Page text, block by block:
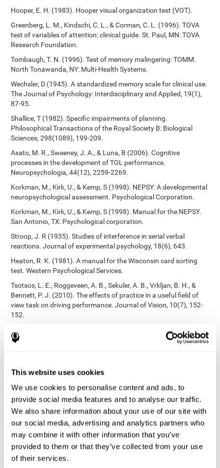
This website uses cookies
We use cookies to personalise content and ads, to
provide social media features and to analyse our traffic.
We also share information about your use of our site with
our social media, advertising and analytics partners who
may combine it with other information that you’ve
provided to them or that they’ve collected from your use
of their services.
Hooper, E. H. (1983). Hooper visual organization test (VOT).
Greenberg, L. M., Kindschi, C. L., & Corman, C. L. (1996). TOVA
test of variables of attention: clinical guide. St. Paul, MN: TOVA
Research Foundation.
Tombaugh, T. N. (1996). Test of memory malingering: TOMM.
North Tonawanda, NY: Multi-Health Systems.
Wechsler, D (1945). A standardized memory scale for clinical use.
The Journal of Psychology: Interdisciplinary and Applied, 19(1),
87-95.
Shallice, T (1982). Specific impairments of planning.
Philosophical Transactions of the Royal Society B: Biological
Sciences, 298(1089), 199-209.
Asato, M. R., Sweeney, J. A., & Luna, B (2006). Cognitive
processes in the development of TOL performance.
Neuropsychologia, 44(12), 2259-2269.
Korkman, M., Kirk, U., & Kemp, S (1998). NEPSY: A developmental
neuropsychological assessment. Psychological Corporation.
Korkman, M., Kirk, U., & Kemp, S (1998). Manual for the NEPSY.
San Antonio, TX: Psychological corporation.
Stroop, J. R (1935). Studies of interference in serial verbal
reactions. Journal of experimental psychology, 18(6), 643.
Heaton, R. K. (1981). A manual for the Wisconsin card sorting
test. Western Psychological Services.
Tsotsos, L. E., Roggeveen, A. B., Sekuler, A. B., Vrkljan, B. H., &
Bennett, P. J. (2010). The effects of practice in a useful field of
view task on driving performance. Journal of Vision, 10(7), 152-
152.
Crabb, D. P., Fitzke, F. W., Hitchings, R. A., & Viswanathan, A. C.
(2004). A practical approach to measuring the visual field
Edwards, J. D., Vance, D. E., Wadley, V. G., Cissell, G. M., Roenker,
D. L., & Ball, K. K. (2005). Reliability and validity of useful field of
view test scores as administered by personal computer. Journal
of clinical and experimental neuropsychology, 27(5), 529-543.
Habilidades cognitivas validadas por estudios
independientes:
Memoria de trabajo, memoria fonológica a corto plazo,
inhibición, atención dividida : Preiss M, Shatil E, Cermáková R,
Cimermanová D, Flesher I (2013), el Entrenamiento Cognitivo